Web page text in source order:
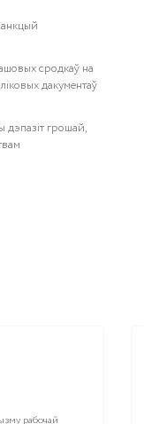
сродкаў на
дакументаў
дэпазіт грошай,
рабочай